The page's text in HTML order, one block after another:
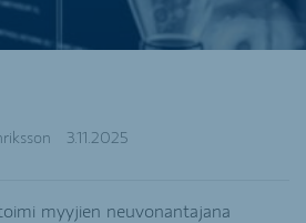
3.11.2025
myyjien neuvonantajana